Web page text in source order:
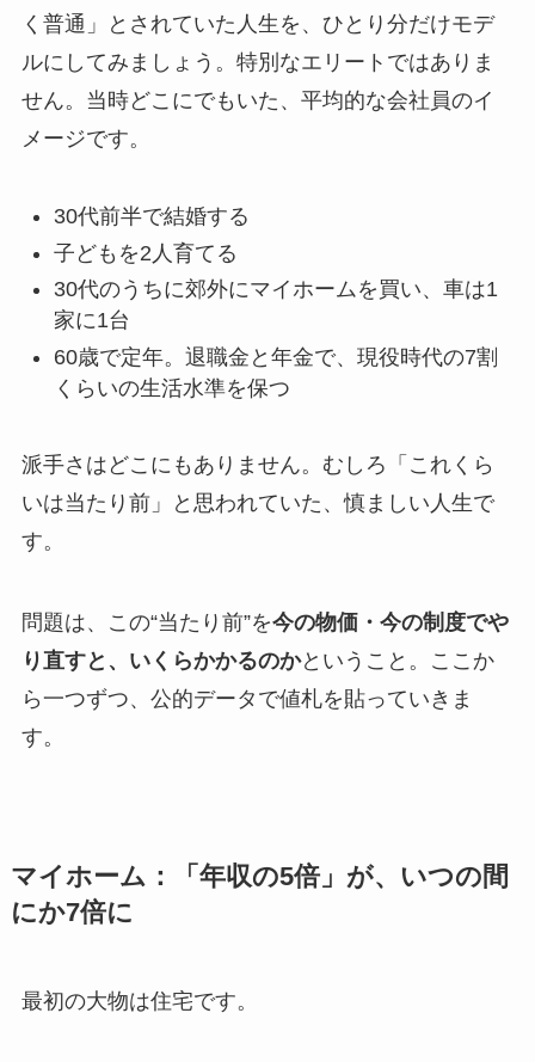
く普通」とされていた人生を、ひとり分だけモデ
ルにしてみましょう。特別なエリートではありま
せん。当時どこにでもいた、平均的な会社員のイ
メージです。
30代前半で結婚する
子どもを2人育てる
30代のうちに郊外にマイホームを買い、車は1
家に1台
60歳で定年。退職金と年金で、現役時代の7割
くらいの生活水準を保つ
派手さはどこにもありません。むしろ「これくら
いは当たり前」と思われていた、慎ましい人生で
す。
問題は、この“当たり前”を今の物価・今の制度でや
り直すと、いくらかかるのかということ。ここか
ら一つずつ、公的データで値札を貼っていきま
す。
マイホーム：「年収の5倍」が、いつの間
にか7倍に
最初の大物は住宅です。